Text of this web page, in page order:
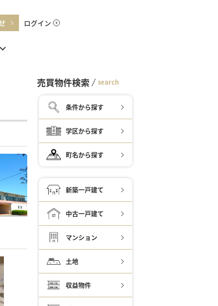
ログイン
売買物件検索 search
条件から探す
学区から探す
町名から探す
新築一戸建て
中古一戸建て
マンション
土地
収益物件